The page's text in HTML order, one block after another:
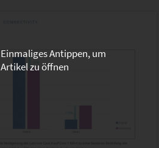
Einmaliges Antippen, um
Artikel zu öffnen